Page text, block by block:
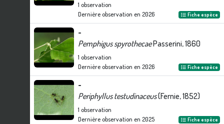
1 observation
Dernière observation en 2026 Fiche espèce
-
Pemphigus spyrothecaePasserini, 1860
1 observation
Dernière observation en 2026 Fiche espèce
-
Periphyllus testudinaceus(Fernie, 1852)
1 observation
Dernière observation en 2025 Fiche espèce